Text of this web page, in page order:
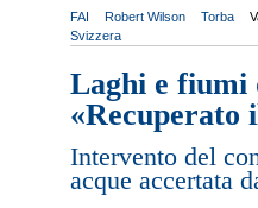
FAI Robert Wilson Torba
Svizzera
Laghi e fiumi
«Recuperato
Intervento del
acque accertata